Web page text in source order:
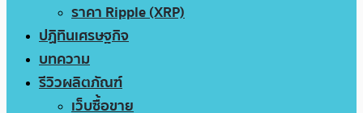
ราคา Ripple (XRP)
ปฏิทินเศรษฐกิจ
บทความ
รีวิวผลิตภัณฑ์
เว็บซื้อขาย